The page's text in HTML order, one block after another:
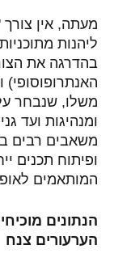
מעתה, אין צורך
ליהנות
בהדרגה את
האנתרופוסופי)
משלו, שנבחר על
ומנהיגות ועד
משאבים רבים
ופיתוח תכנים
המותאמים
הנתונים
הערעורים צנח